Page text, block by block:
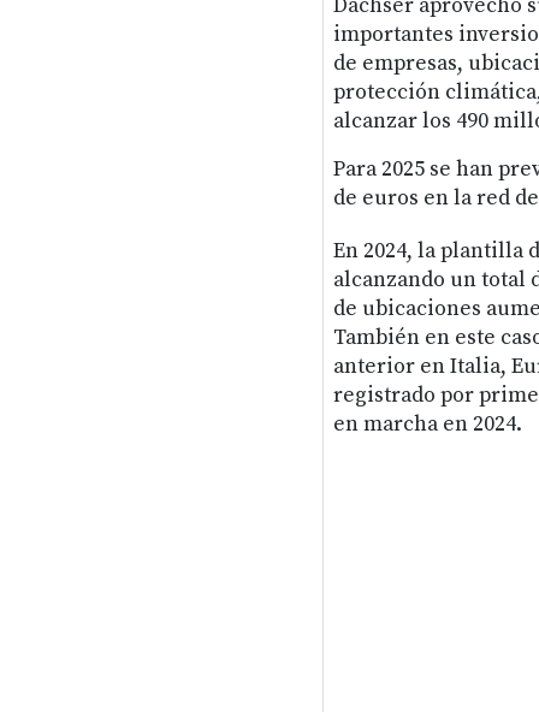
Dachser aprovechó
importantes
de empresas,
protección
alcanzar los 490
Para 2025 se han
de euros en la red
En 2024, la plantilla
alcanzando un total
de ubicaciones
También en este
anterior en Italia,
registrado por
en marcha en 2024.